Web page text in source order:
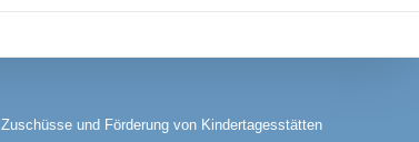
Zuschüsse und Förderung von Kindertagesstätten